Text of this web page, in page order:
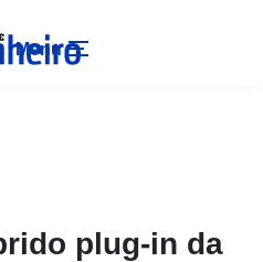
Menu
plug-in da